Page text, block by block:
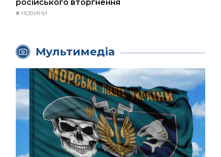
російського вторгнення
# НОВИНИ
Мультимедіа